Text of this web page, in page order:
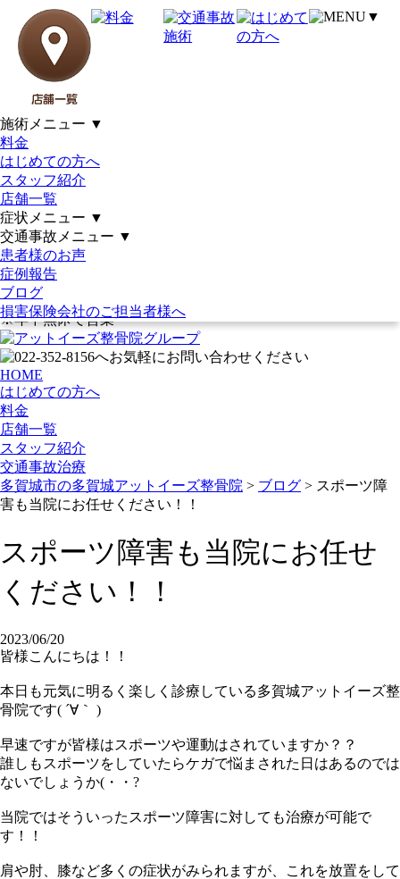
▼
施術メニュー ▼
料金
はじめての方へ
スタッフ紹介
店舗一覧
症状メニュー ▼
交通事故メニュー ▼
患者様のお声
症例報告
ブログ
損害保険会社のご担当者様へ
スポーツ障害も当院にお任せ
ください！！｜土日祝営業｜
21時まで｜駐車場完備｜女性施
術者在籍｜仙台市泉区・若林
区・多賀城市｜アットイーズ
整骨院グループ
受付時間
※年中無休で営業
HOME
はじめての方へ
料金
店舗一覧
スタッフ紹介
交通事故治療
多賀城市の多賀城アットイーズ整骨院 > ブログ > スポーツ障
害も当院にお任せください！！
スポーツ障害も当院にお任せ
ください！！
2023/06/20
皆様こんにちは！！
本日も元気に明るく楽しく診療している多賀城アットイーズ整
骨院です( ´∀｀ )
早速ですが皆様はスポーツや運動はされていますか？？
誰しもスポーツをしていたらケガで悩まされた日はあるのでは
ないでしょうか(・・?
当院ではそういったスポーツ障害に対しても治療が可能で
す！！
肩や肘、膝など多くの症状がみられますが、これを放置をして